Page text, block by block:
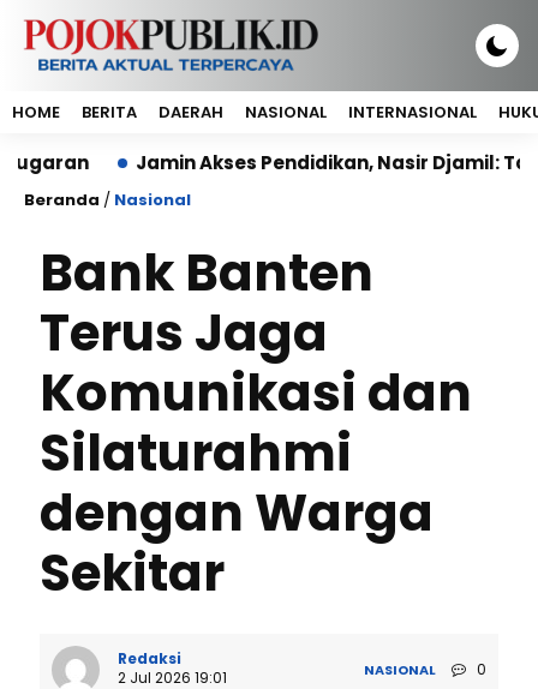
HOME BERITA DAERAH NASIONAL INTERNASIONAL
Jamin Akses Pendidikan, Nasir Djamil: Tak Ada
Beranda / Nasional
Bank Banten
Terus Jaga
Komunikasi dan
Silaturahmi
dengan Warga
Sekitar
Redaksi
2 Jul 2026 19:01
NASIONAL 0